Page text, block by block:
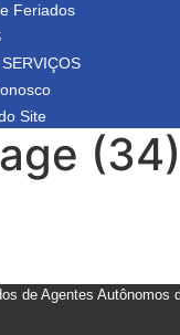
Feriados
Site
(34)
de Agentes